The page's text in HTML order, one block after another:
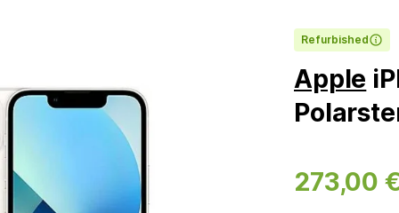
Refurbished
Apple
273,00